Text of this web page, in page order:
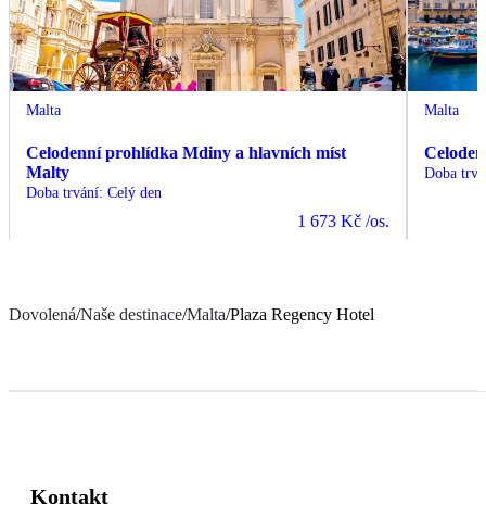
Malta
Celodenní prohlídka Mdiny a hlavních míst
Malty
Doba trvání: Celý den
1 673 Kč /os.
Malta
Doba
Dovolená/Naše destinace/Malta/Plaza Regency Hotel
Kontakt